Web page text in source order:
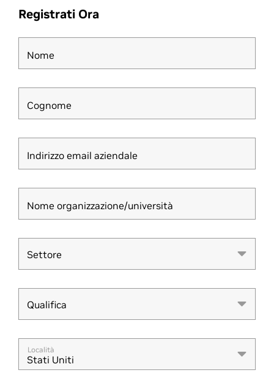
Registrati Ora
Nome
Cognome
Indirizzo email aziendale
Nome organizzazione/università
Settore
Settore
Qualifica
Qualifica
Località
Stati Uniti